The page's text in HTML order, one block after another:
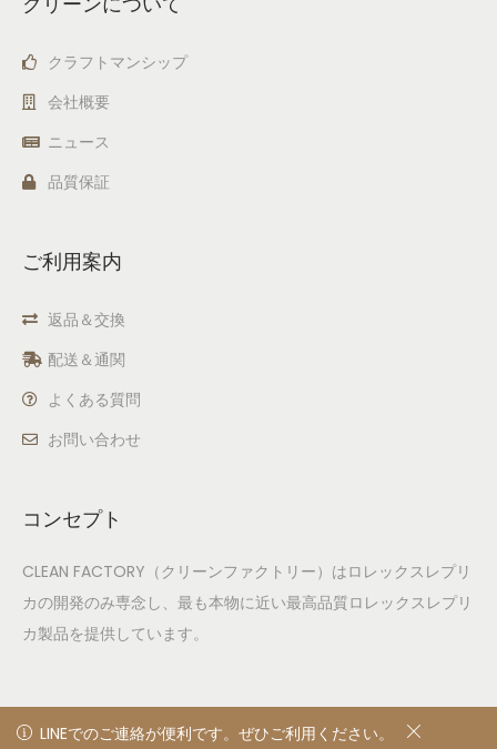
クラフトマンシップ
会社概要
ニュース
品質保証
ご利用案内
返品＆交換
配送＆通関
よくある質問
お問い合わせ
コンセプト
CLEAN FACTORY（クリーンファクトリー）はロレックスレプリ
カの開発のみ専念し、最も本物に近い最高品質ロレックスレプリ
カ製品を提供しています。
LINEでのご連絡が便利です。ぜひご利用ください。